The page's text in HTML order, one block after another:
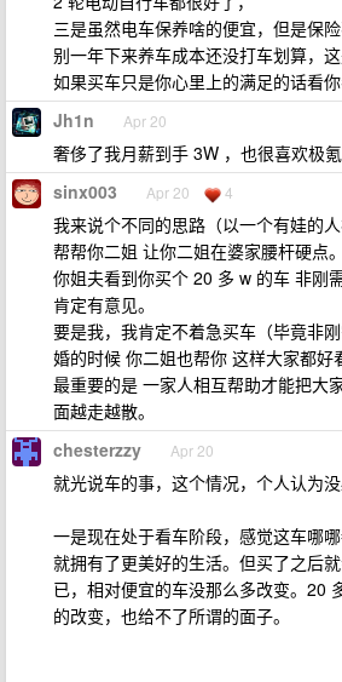
三是虽然电车保养啥的便宜，但是保
别一年下来养车成本还没打车划算，
如果买车只是你心里上的满足的话看
Jh1n Apr 20
奢侈了我月薪到手 3W ，也很喜欢极
sinx003 Apr 20 4
我来说个不同的思路（以一个有娃的人
帮帮你二姐 让你二姐在婆家腰杆硬点。
你姐夫看到你买个 20 多 w 的车 非刚
肯定有意见。
要是我，我肯定不着急买车（毕竟非
婚的时候 你二姐也帮你 这样大家都好
最重要的是 一家人相互帮助才能把大
面越走越散。
chesterzzy Apr 20
就光说车的事，这个情况，个人认为
一是现在处于看车阶段，感觉这车哪
就拥有了更美好的生活。但买了之后
已，相对便宜的车没那么多改变。20
的改变，也给不了所谓的面子。